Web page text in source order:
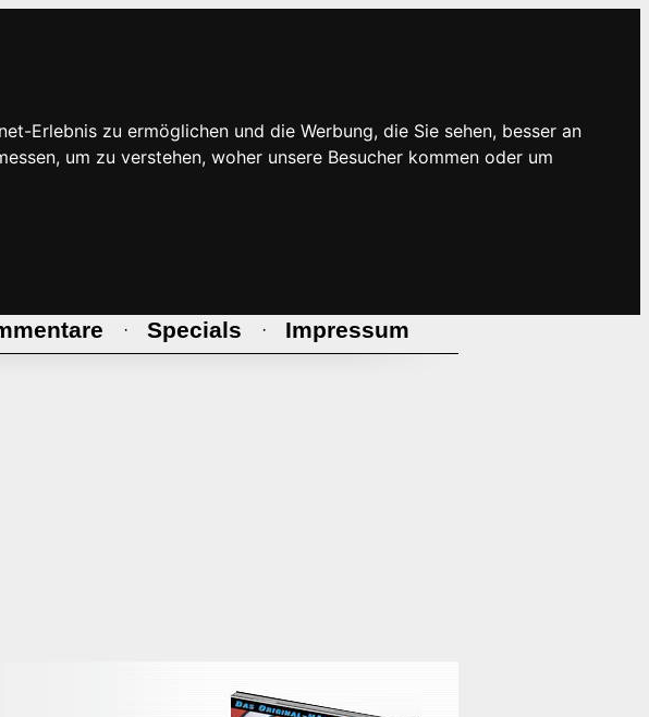
Erlebnis zu ermöglichen und die Werbung, die Sie sehen, besser an
um zu verstehen, woher unsere Besucher kommen oder um
· Specials · Impressum